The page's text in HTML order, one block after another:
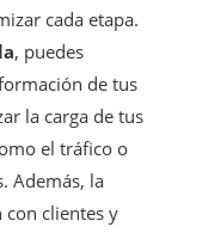
cada etapa.
, puedes
de tus
la carga de tus
el tráfico o
Además, la
clientes y